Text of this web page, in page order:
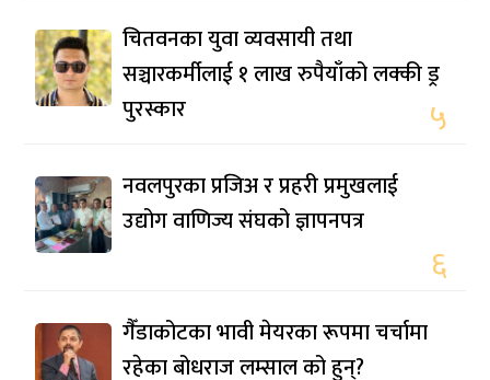
चितवनका युवा व्यवसायी तथा
सञ्चारकर्मीलाई १ लाख रुपैयाँको लक्की ड्र
पुरस्कार
५
नवलपुरका प्रजिअ र प्रहरी प्रमुखलाई
उद्योग वाणिज्य संघको ज्ञापनपत्र
६
गैँडाकोटका भावी मेयरका रूपमा चर्चामा
रहेका बोधराज लम्साल को हुन्?